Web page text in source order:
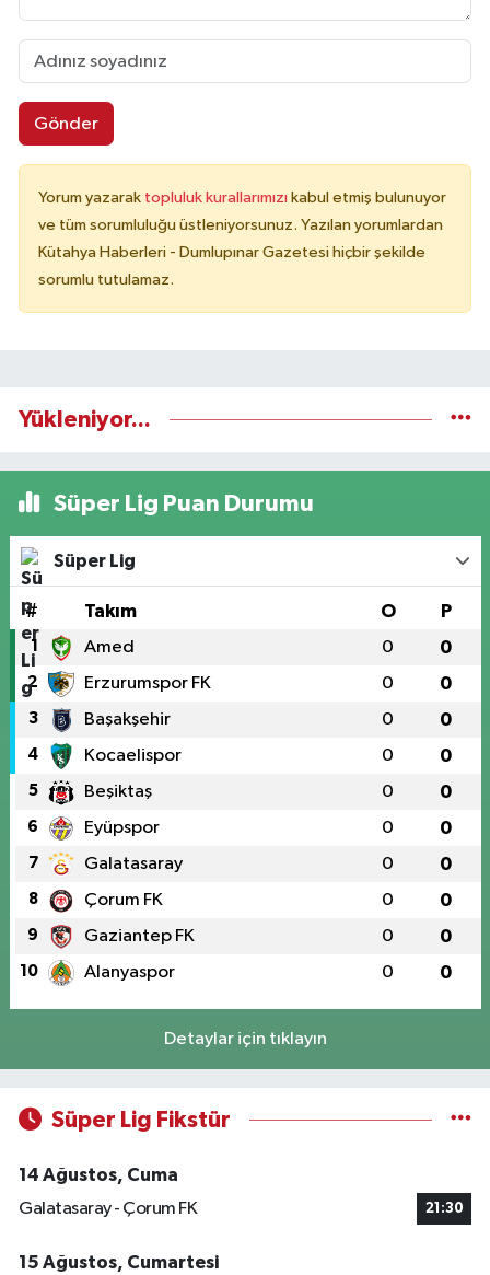
Gönder
Yorum yazarak topluluk kurallarımızı kabul etmiş bulunuyor
ve tüm sorumluluğu üstleniyorsunuz. Yazılan yorumlardan
Kütahya Haberleri - Dumlupınar Gazetesi hiçbir şekilde
sorumlu tutulamaz.
Yükleniyor...
Süper Lig Puan Durumu
Süper Lig
# Takım O P
1 Amed 0 0
2 Erzurumspor FK 0 0
3 Başakşehir 0 0
4 Kocaelispor 0 0
5 Beşiktaş 0 0
6 Eyüpspor 0 0
7 Galatasaray 0 0
8 Çorum FK 0 0
9 Gaziantep FK 0 0
10 Alanyaspor 0 0
Detaylar için tıklayın
Süper Lig Fikstür
14 Ağustos, Cuma
Galatasaray - Çorum FK
21:30
15 Ağustos, Cumartesi